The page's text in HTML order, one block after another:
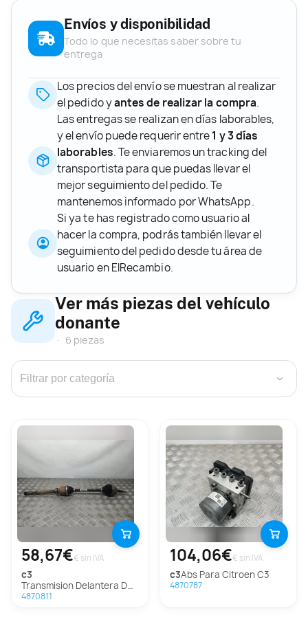
Envíos y disponibilidad
Todo lo que necesitas saber sobre tu
entrega
Los precios del envío se muestran al realizar
el pedido yantes de realizar la compra.
Las entregas se realizan en días laborables,
y el envío puede requerir entre1 y 3 días
laborables. Te enviaremos un tracking del
transportista para que puedas llevar el
mejor seguimiento del pedido. Te
mantenemos informado por WhatsApp.
Si ya te has registrado como usuario al
hacer la compra, podrás también llevar el
seguimiento del pedido desde tu área de
usuario en ElRecambio.
Ver más piezas del vehículo
donante
6 piezas
›
58,67€€ sin IVA
c3
Transmision Delantera Derecha Para Citroen C3
4870811
104,06€€ sin IVA
c3 Abs Para Citroen C3
4870787